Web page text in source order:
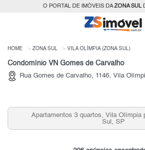
O PORTAL DE IMÓVEIS DAZONA SUL
HOME ZONA SUL VILA OLÍMPIA (ZONA SUL)
Condomínio VN Gomes de Carvalho
Rua Gomes de Carvalho, 1146, Vila
Apartamentos 2 quartos, Vila Olímpia
Sul, SP